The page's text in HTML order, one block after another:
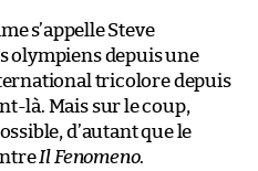
s’appelle Steve
olympiens depuis une
tricolore depuis
là. Mais sur le coup,
d’autant que le
Il Fenomeno.